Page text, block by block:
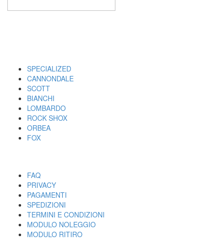
SPECIALIZED
CANNONDALE
SCOTT
BIANCHI
LOMBARDO
ROCK SHOX
ORBEA
FOX
FAQ
PRIVACY
PAGAMENTI
SPEDIZIONI
TERMINI E CONDIZIONI
MODULO NOLEGGIO
MODULO RITIRO